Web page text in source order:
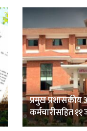
प्रमुख
कर्मचारीसहित ११